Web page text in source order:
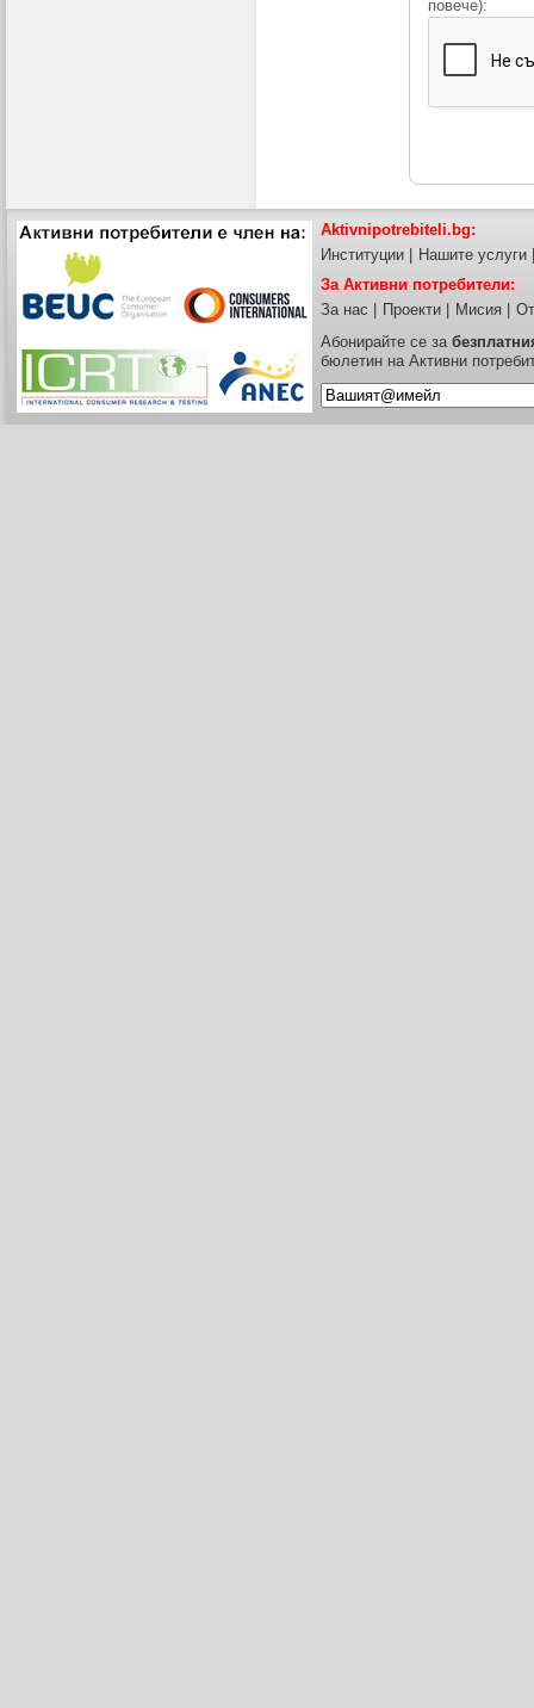
повече):
Aktivnipotrebiteli.bg:
Институции
Нашите услуги
За Активни потребители:
За нас
Проекти Мисия
Абонирайте се за
бюлетин на Активни